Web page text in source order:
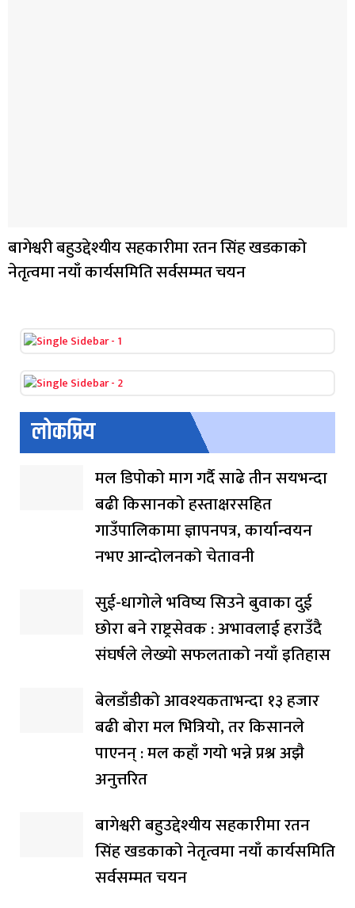
बागेश्वरी बहुउद्देश्यीय सहकारीमा रतन सिंह खडकाको
नेतृत्वमा नयाँ कार्यसमिति सर्वसम्मत चयन
लोकप्रिय
मल डिपोको माग गर्दै साढे तीन सयभन्दा
बढी किसानको हस्ताक्षरसहित
गाउँपालिकामा ज्ञापनपत्र, कार्यान्वयन
नभए आन्दोलनको चेतावनी
सुई-धागोले भविष्य सिउने बुवाका दुई
छोरा बने राष्ट्रसेवक : अभावलाई हराउँदै
संघर्षले लेख्यो सफलताको नयाँ इतिहास
बेलडाँडीको आवश्यकताभन्दा १३ हजार
बढी बोरा मल भित्रियो, तर किसानले
पाएनन् : मल कहाँ गयो भन्ने प्रश्न अझै
अनुत्तरित
बागेश्वरी बहुउद्देश्यीय सहकारीमा रतन
सिंह खडकाको नेतृत्वमा नयाँ कार्यसमिति
सर्वसम्मत चयन